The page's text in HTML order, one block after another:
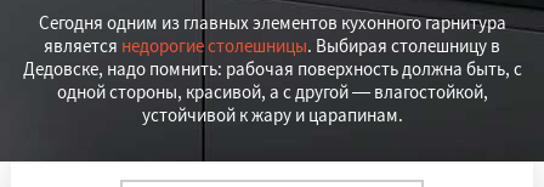
Сегодня одним из главных элементов кухонного гарнитура
является недорогие столешницы. Выбирая столешницу в
Дедовске, надо помнить: рабочая поверхность должна быть, с
одной стороны, красивой, а с другой — влагостойкой,
устойчивой к жару и царапинам.